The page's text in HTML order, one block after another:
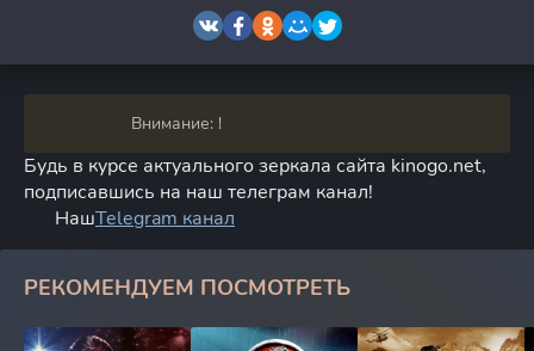
Внимание: !
Будь в курсе актуального зеркала сайта kinogo.net,
подписавшись на наш телеграм канал!
НашTelegram канал
РЕКОМЕНДУЕМ ПОСМОТРЕТЬ